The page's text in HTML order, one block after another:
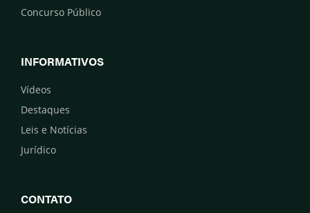
Concurso Público
INFORMATIVOS
Vídeos
Destaques
Leis e Notícias
Jurídico
CONTATO